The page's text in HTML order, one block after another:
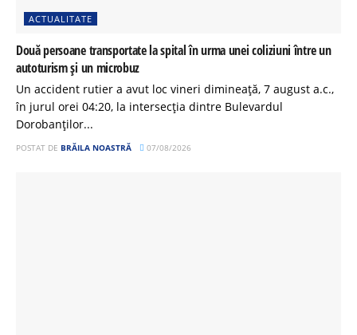
ACTUALITATE
Două persoane transportate la spital în urma unei coliziuni între un
autoturism și un microbuz
Un accident rutier a avut loc vineri dimineață, 7 august a.c.,
în jurul orei 04:20, la intersecția dintre Bulevardul
Dorobanților...
POSTAT DE BRĂILA NOASTRĂ 07/08/2026